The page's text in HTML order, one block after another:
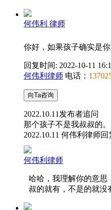
何伟利 律师
你好，如果孩子确实是
回复时间: 2022-10-11
何伟利律师 电话：
向Ta咨询
2022.10.11 发布者追问
那个孩子不是我叔叔的。
2022.10.11 何伟利律师回
何伟利律师
哈哈，我理解你的意思
叔的就有，不是的就没